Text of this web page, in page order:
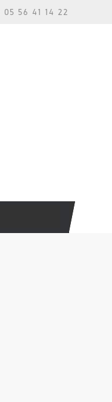
05 56 41 14 22